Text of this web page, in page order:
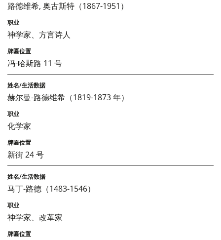
路德维希, 奥古斯特（1867-1951）
神学家、方言诗人
冯-哈斯路 11 号
赫尔曼-路德维希（1819-1873 年）
化学家
新街 24 号
马丁-路德（1483-1546）
神学家、改革家